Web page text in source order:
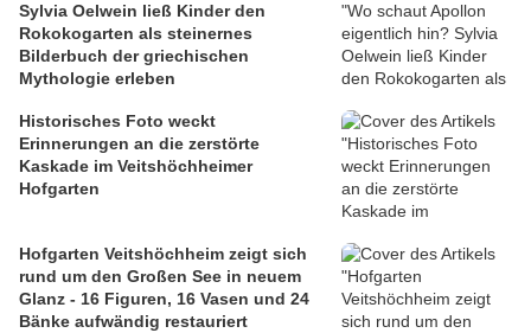
Sylvia Oelwein ließ Kinder den
Rokokogarten als steinernes
Bilderbuch der griechischen
Mythologie erleben
Historisches Foto weckt
Erinnerungen an die zerstörte
Kaskade im Veitshöchheimer
Hofgarten
Hofgarten Veitshöchheim zeigt sich
rund um den Großen See in neuem
Glanz - 16 Figuren, 16 Vasen und 24
Bänke aufwändig restauriert